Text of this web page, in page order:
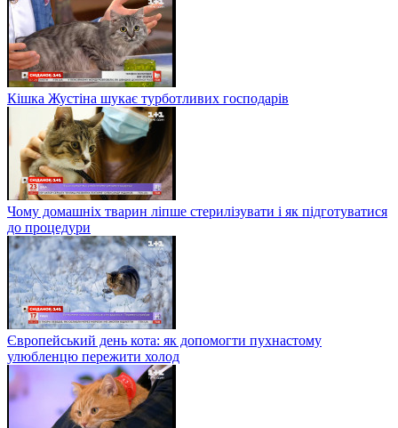
Кішка Жустіна шукає турботливих господарів
Чому домашніх тварин ліпше стерилізувати і як підготуватися
до процедури
Європейський день кота: як допомогти пухнастому
улюбленцю пережити холод